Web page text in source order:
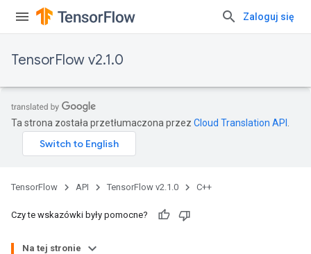
Zaloguj się
TensorFlow v2.1.0
Ta strona została przetłumaczona przez Cloud Translation API
TensorFlow API TensorFlow v2.1.0 C++
Czy te wskazówki były pomocne?
Na tej stronie